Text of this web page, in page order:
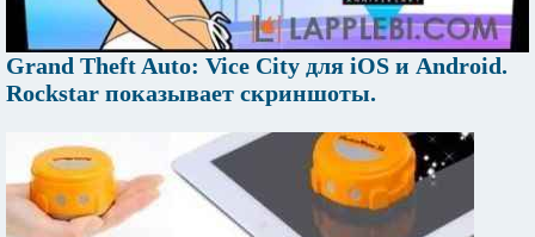
Grand Theft Auto: Vice City для iOS и Android.
Rockstar показывает скриншоты.